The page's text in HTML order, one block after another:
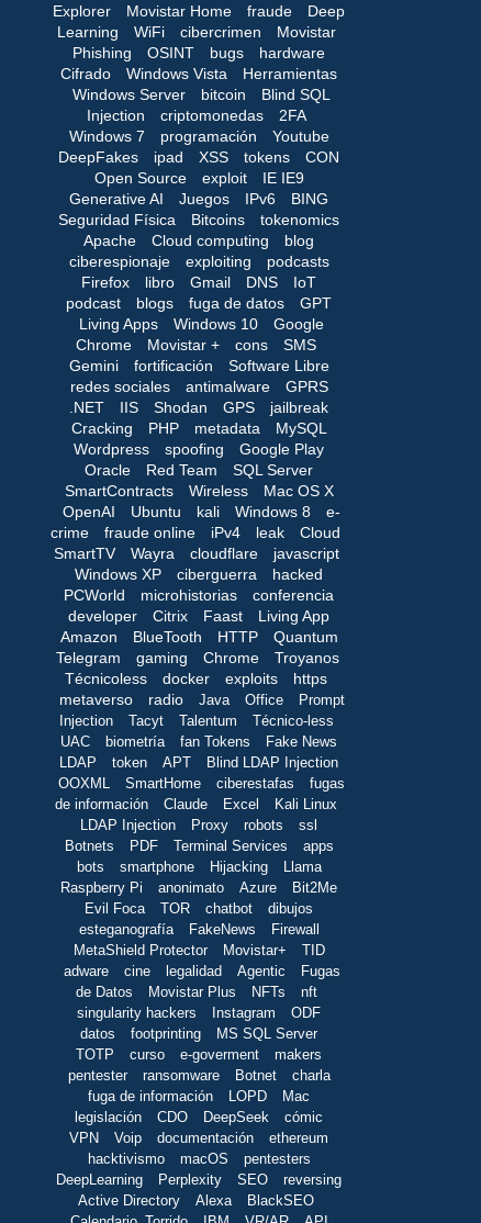
Explorer
Movistar Home fraude
Deep
Learning
WiFi cibercrimen
Movistar
Phishing
OSINT bugs
hardware
Cifrado
Windows Vista
Herramientas
Windows Server
bitcoin
Blind SQL
Injection
criptomonedas
2FA
Windows 7
programación
Youtube
DeepFakes
ipad XSS tokens
CON
Open Source
exploit
IE IE9
Generative AI
Juegos IPv6
BING
Seguridad Física
Bitcoins
tokenomics
Apache
Cloud computing
blog
ciberespionaje
exploiting
podcasts
Firefox
libro Gmail DNS
IoT
podcast
blogs fuga de datos
GPT
Living Apps
Windows 10
Google
Chrome
Movistar + cons
SMS
Gemini
fortificación
Software Libre
redes sociales
antimalware
GPRS
.NET
IIS Shodan GPS
jailbreak
Cracking
PHP metadata
MySQL
Wordpress
spoofing
Google Play
Oracle
Red Team
SQL Server
SmartContracts
Wireless
Mac OS X
OpenAI
Ubuntu kali Windows 8
e-
crime
fraude online iPv4 leak
Cloud
SmartTV
Wayra cloudflare
javascript
Windows XP
ciberguerra
hacked
PCWorld
microhistorias
conferencia
developer
Citrix Faast
Living App
Amazon
BlueTooth HTTP
Quantum
Telegram
gaming Chrome
Troyanos
Técnicoless
docker exploits
https
metaverso
radio Java Office
Prompt
Injection
Tacyt Talentum
Técnico-less
UAC
biometría fan Tokens
Fake News
LDAP
token APT
Blind LDAP Injection
OOXML
SmartHome ciberestafas
fugas
de información
Claude Excel
Kali Linux
LDAP Injection
Proxy robots
ssl
Botnets
PDF Terminal Services
apps
bots
smartphone Hijacking
Llama
Raspberry Pi
anonimato Azure
Bit2Me
Evil Foca
TOR chatbot
dibujos
esteganografía
FakeNews
Firewall
MetaShield Protector
Movistar+
TID
adware
cine legalidad Agentic
Fugas
de Datos
Movistar Plus NFTs
nft
singularity hackers
Instagram
ODF
datos
footprinting
MS SQL Server
TOTP
curso e-goverment
makers
pentester
ransomware Botnet
charla
fuga de información
LOPD
Mac
legislación
CDO DeepSeek
cómic
VPN
Voip documentación
ethereum
hacktivismo
macOS
pentesters
DeepLearning
Perplexity SEO
reversing
Active Directory
Alexa
BlackSEO